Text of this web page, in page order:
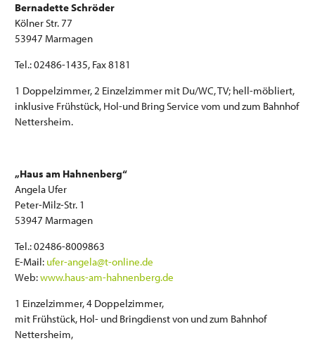
Bernadette Schröder
Kölner Str. 77
53947 Marmagen
Tel.: 02486-1435, Fax 8181
1 Doppelzimmer, 2 Einzelzimmer mit Du/WC, TV; hell-möbliert,
inklusive Frühstück, Hol-und Bring Service vom und zum Bahnhof
Nettersheim.
„Haus am Hahnenberg“
Angela Ufer
Peter-Milz-Str. 1
53947 Marmagen
Tel.: 02486-8009863
E-Mail: ufer-angela@t-online.de
Web:www.haus-am-hahnenberg.de
1 Einzelzimmer, 4 Doppelzimmer,
mit Frühstück, Hol- und Bringdienst von und zum Bahnhof
Nettersheim,